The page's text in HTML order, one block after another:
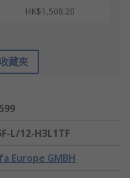
HK$1,508.20
藏夾
L/12-H3L1TF
Europe GMBH